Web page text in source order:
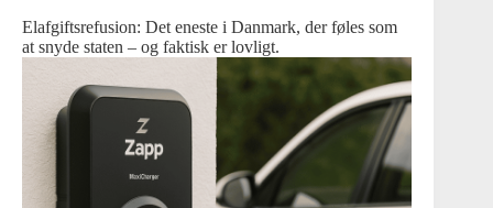
Elafgiftsrefusion: Det eneste i Danmark, der føles som
at snyde staten – og faktisk er lovligt.